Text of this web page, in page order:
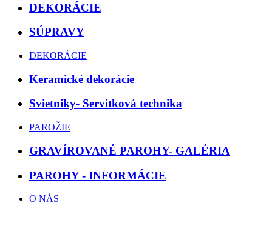
DEKORÁCIE
SÚPRAVY
DEKORÁCIE
Keramické dekorácie
Svietniky- Servítková technika
PAROŽIE
GRAVÍROVANÉ PAROHY- GALÉRIA
PAROHY - INFORMÁCIE
O NÁS